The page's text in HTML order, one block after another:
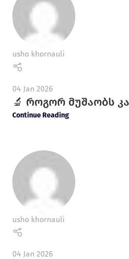
usho khornauli
04 Jan 2026
🔬 როგორ მუშაობს
Continue Reading
usho khornauli
04 Jan 2026